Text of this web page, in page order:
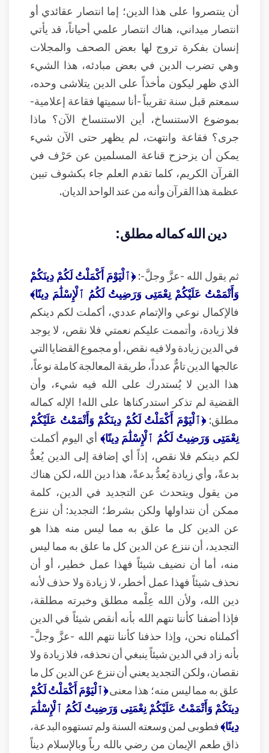
أن ينتصروا على هذا الدين؛ إما انتصار عقائدي أو
انتصار ميداني، هناك انتصار علمي أحياناً، قد يأتي
إنسان بفكرة تروج لها بعض الصحف والمجلات
وهي تضرب الدين في بعض مبادئه، هذا الشيء
الذي ظهر ليكون مأخذاً على الدين يتلاشى وحده،
سمعتم قبل سنة تقريباً -أنا سميتها فقاعة إعلامية-
بموضوع الاستنساخ، أين الاستنساخ الآن؟ ماذا
جرى؟ فقاعة وانتهت، لم يظهر حتى الآن شيء
يمكن أن يزحزح قناعة المسلمين عن حَرْف في
القرآن الكريم، كلما تقدم العلم جاء بكشوف تبين
عظمة هذا القرآن وأنه من عند الواحد الديان.
دين الله كماله مطلق:
ثم يقول الله -عزَّ وجلَّ-:﴿ٱلْيَوْمَ أَكْمَلْتُ لَكُمْ دِينَكُمْ
وَأَتْمَمْتُ عَلَيْكُمْ نِعْمَتِى وَرَضِيتُ لَكُمُ ٱلْإِسْلَٰمَ دِينًا﴾
فالإكمال نوعي والإتمام عددي، أكملت لكم دينكم
فلا زيادة، وأتممت عليكم نعمتي فلا نقص، لا يوجد
في الدين زيادة ولا فيه نقص، أو مجموع القضايا التي
عالجها الدين تامٌّ عدداً، طريقة المعالجة كاملة نوعاً،
هذا الدين لا يُستدرك على الله فيه شيء، وأن
القضية لم تذكر استدركناها على الله! الإله كماله
مطلق:﴿ٱلْيَوْمَ أَكْمَلْتُ لَكُمْ دِينَكُمْ وَأَتْمَمْتُ عَلَيْكُمْ
نِعْمَتِى وَرَضِيتُ لَكُمُ ٱلْإِسْلَٰمَ دِينًا﴾ أي اليوم أكملت
لكم دينكم فلا نقص، إذاً أي إضافة إلى الدين يُعدُّ
بدعةً، وأي زيادة يُعدُّ بدعةً، هذا دين الله، لكن هناك
من يقول ويتحدث عن التجديد في الدين، كلمة
ممكن أن نتداولها ولكن بشرط؛ التجديد: أن ننزع
عن الدين كل ما علق به مما ليس منه هذا هو
التجديد، أن ننزع عن الدين كل ما علق به مما ليس
منه، أما أن نضيف شيئاً فهذا عمل خطير، أو أن
نحذف شيئاً فهذا عمل أخطر، لا زيادة ولا حذف لأنه
دين الله، ولأن الله عِلْمه مطلق وخبرته مطلقة،
فإذا أضفنا كأننا نتهم الله بأنه أنقص شيئاً في الدين
أكملناه نحن، وإذا حذفنا كأننا نتهم الله -عزَّ وجلَّ-
بأنه زاد في الدين شيئاً ينبغي أن نحذفه، فلا زيادة ولا
نقصان، ولكن التجديد يعني أن ننزع عن الدين كل ما
علق به مما ليس منه؛ هذا معنى﴿ٱلْيَوْمَ أَكْمَلْتُ لَكُمْ
دِينَكُمْ وَأَتْمَمْتُ عَلَيْكُمْ نِعْمَتِى وَرَضِيتُ لَكُمُ ٱلْإِسْلَٰمَ
دِينًا﴾فطوبى لمن وسعته السنة ولم تستهوه البدعة،
ذاق طعم الإيمان من رضي بالله رباً وبالإسلام ديناً